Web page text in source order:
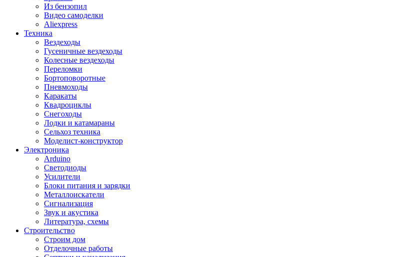
Из бензопил
Видео самоделки
Aliexpress
Техника
Вездеходы
Гусеничные вездеходы
Колесные вездеходы
Переломки
Бортоповоротные
Пневмоходы
Каракаты
Квадроциклы
Снегоходы
Лодки и катамараны
Сельхоз техника
Моделист-конструктор
Электроника
Arduino
Светодиоды
Усилители
Блоки питания и зарядки
Металлоискатели
Сигнализация
Звук и акустика
Литература, схемы
Строительство
Строим дом
Отделочные работы